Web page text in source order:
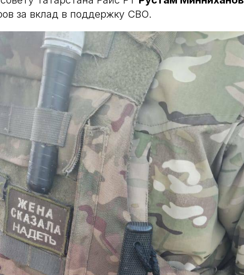
за вклад в поддержку СВО.